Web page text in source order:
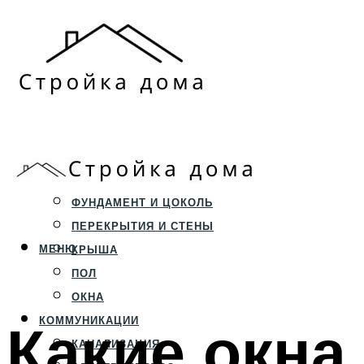
СТРОИТЕЛЬСТВО
ФУНДАМЕНТ И ЦОКОЛЬ
ПЕРЕКРЫТИЯ И СТЕНЫ
КРЫША
ПОЛ
ОКНА
КОММУНИКАЦИИ
КАНАЛИЗАЦИЯ
МЕНЮ